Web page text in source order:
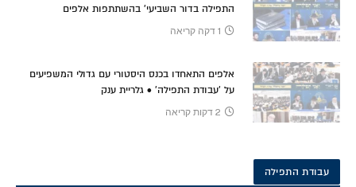
התפילה בדור השביעי' בהשתתפות אלפים
1 דקה קריאה
אלפים התאחדו בכנס היסטורי עם גדולי המשפיעים
על 'עבודת התפילה' • גלריית ענק
2 דקות קריאה
עבודת התפילה